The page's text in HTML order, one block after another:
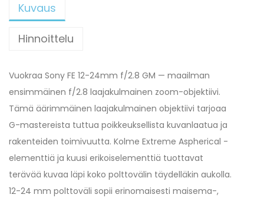
Kuvaus
Hinnoittelu
Vuokraa Sony FE 12-24mm f/2.8 GM — maailman
ensimmäinen f/2.8 laajakulmainen zoom-objektiivi.
Tämä äärimmäinen laajakulmainen objektiivi tarjoaa
G-mastereista tuttua poikkeuksellista kuvanlaatua ja
rakenteiden toimivuutta. Kolme Extreme Aspherical -
elementtiä ja kuusi erikoiselementtiä tuottavat
terävää kuvaa läpi koko polttovälin täydelläkin aukolla.
12-24 mm polttoväli sopii erinomaisesti maisema-,